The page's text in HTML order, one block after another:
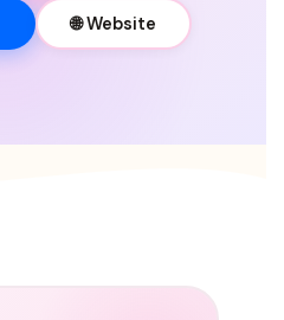
💐
🌐 Website